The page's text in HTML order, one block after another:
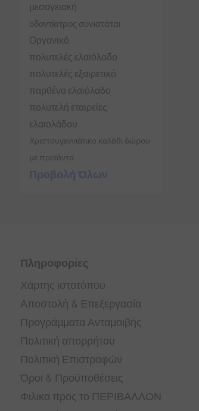
μεσογειακή
οδοντίατρος συνιστάται
Οργανικό
πολυτελές ελαιόλαδο
πολυτελές εξαιρετικό
παρθένο ελαιόλαδο
πολυτελή εταιρείες
ελαιολάδου
Χριστουγεννιάτικο καλάθι δώρου
με προϊόντα
Προβολή Όλων
Πληροφορίες
Χάρτης ιστοτόπου
Αποστολή & Επεξεργασία
Προγράμματα Ανταμοιβής
Πολιτική απορρήτου
Πολιτική Επιστροφών
Όροι & Προϋποθέσεις
Φιλικα προς το ΠΕΡΙΒΑΛΛΟΝ